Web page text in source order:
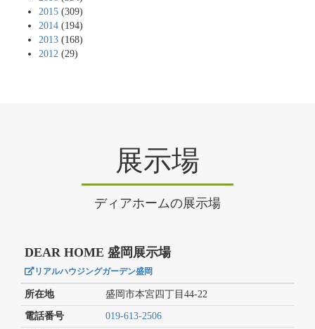
2015 (309)
2014 (194)
2013 (168)
2012 (29)
展示場
ディアホームの展示場
DEAR HOME 盛岡展示場
リアルハウジングガーデン盛岡
所在地 盛岡市本宮四丁目44-22
電話番号 019-613-2506